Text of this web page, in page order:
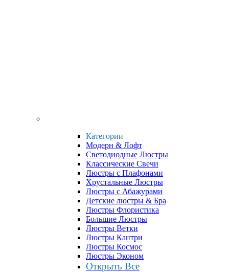
Категории
Модерн & Лофт
Светодиодные Люстры
Классические Свечи
Люстры с Плафонами
Хрустальные Люстры
Люстры с Абажурами
Детские люстры & Бра
Люстры Флористика
Большие Люстры
Люстры Ветки
Люстры Кантри
Люстры Космос
Люстры Эконом
Открыть Все